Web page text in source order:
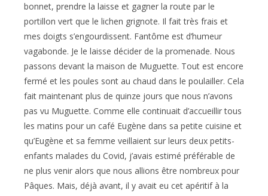
bonnet, prendre la laisse et gagner la route par le
portillon vert que le lichen grignote. Il fait très frais et
mes doigts s’engourdissent. Fantôme est d’humeur
vagabonde. Je le laisse décider de la promenade. Nous
passons devant la maison de Muguette. Tout est encore
fermé et les poules sont au chaud dans le poulailler. Cela
fait maintenant plus de quinze jours que nous n’avons
pas vu Muguette. Comme elle continuait d’accueillir tous
les matins pour un café Eugène dans sa petite cuisine et
qu’Eugène et sa femme veillaient sur leurs deux petits-
enfants malades du Covid, j’avais estimé préférable de
ne plus venir alors que nous allions être nombreux pour
Pâques. Mais, déjà avant, il y avait eu cet apéritif à la